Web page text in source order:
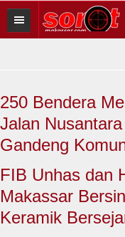
250 Bendera
Jalan
Gandeng
FIB Unhas dan
Makassar
Keramik